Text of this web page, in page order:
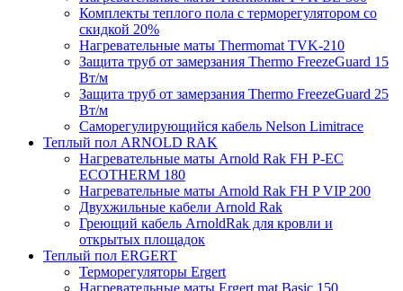
Комплекты теплого пола с терморегулятором со
скидкой 20%
Нагревательные маты Thermomat TVK-210
Защита труб от замерзания Thermo FreezeGuard 15
Вт/м
Защита труб от замерзания Thermo FreezeGuard 25
Вт/м
Саморегулирующийся кабель Nelson Limitrace
Теплый пол ARNOLD RAK
Нагревательные маты Arnold Rak FH P-EC
ECOTHERM 180
Нагревательные маты Arnold Rak FH P VIP 200
Двухжильные кабели Arnold Rak
Греющий кабель ArnoldRak для кровли и
открытых площадок
Теплый пол ERGERT
Терморегуляторы Ergert
Нагревательные маты Ergert mat Basic 150